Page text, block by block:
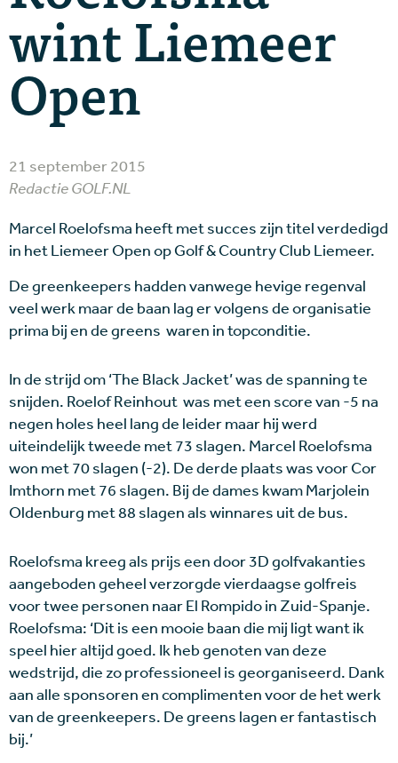
wint Liemeer
Open
21 september 2015
Redactie GOLF.NL
Marcel Roelofsma heeft met succes zijn titel verdedigd
in het Liemeer Open op Golf & Country Club Liemeer.
De greenkeepers hadden vanwege hevige regenval
veel werk maar de baan lag er volgens de organisatie
prima bij en de greens waren in topconditie.
In de strijd om ‘The Black Jacket’ was de spanning te
snijden. Roelof Reinhout was met een score van -5 na
negen holes heel lang de leider maar hij werd
uiteindelijk tweede met 73 slagen. Marcel Roelofsma
won met 70 slagen (-2). De derde plaats was voor Cor
Imthorn met 76 slagen. Bij de dames kwam Marjolein
Oldenburg met 88 slagen als winnares uit de bus.
Roelofsma kreeg als prijs een door 3D golfvakanties
aangeboden geheel verzorgde vierdaagse golfreis
voor twee personen naar El Rompido in Zuid-Spanje.
Roelofsma: ‘Dit is een mooie baan die mij ligt want ik
speel hier altijd goed. Ik heb genoten van deze
wedstrijd, die zo professioneel is georganiseerd. Dank
aan alle sponsoren en complimenten voor de het werk
van de greenkeepers. De greens lagen er fantastisch
bij.’